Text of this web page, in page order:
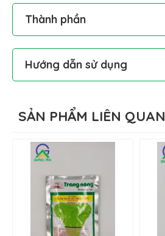
Thành phần
Hướng dẫn sử dụng
SẢN PHẨM LIÊN QUAN